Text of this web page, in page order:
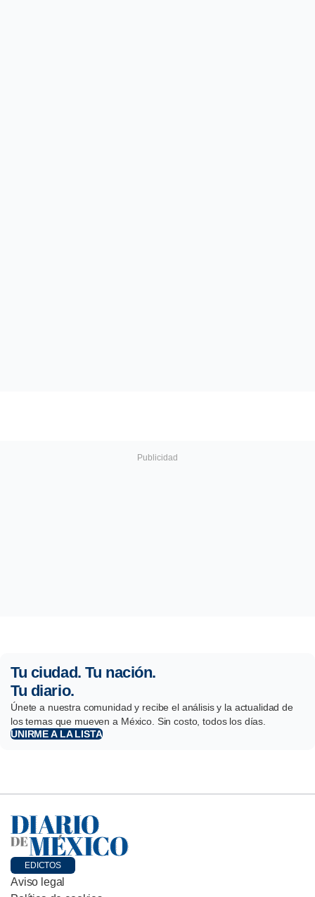
Tu ciudad. Tu nación.
Tu diario.
Únete a nuestra comunidad y recibe el análisis y la actualidad de
los temas que mueven a México. Sin costo, todos los días.
UNIRME A LA LISTA
EDICTOS
Aviso legal